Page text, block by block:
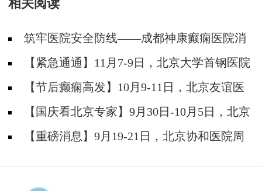
防线！
相关阅读
筑牢医院安全防线——成都神康癫痫医院消
防安全培训纪实
【紧急通通】11月7-9日，北京大学首钢医院
神经内科胡颖教授亲临成都会诊，破解癫痫疑难
【节后癫痫高发】10月9-11日，北京友谊医
院陈葵博士免费会诊+治疗援助，破解癫痫难
题！
【国庆看北京专家】9月30日-10月5日，北京
天坛&首钢医院两大专家蓉城亲诊+癫痫大额救
【重磅消息】9月19-21日，北京协和医院周